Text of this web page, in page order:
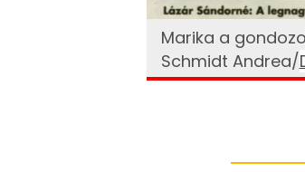
Marika a
Schmidt Andrea/